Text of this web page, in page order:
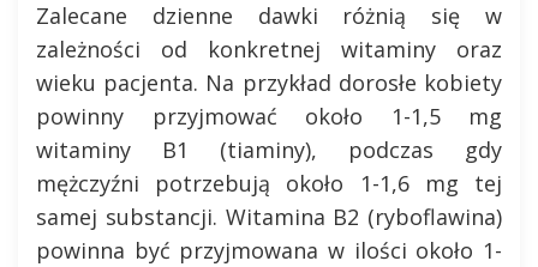
Zalecane dzienne dawki różnią się w
zależności od konkretnej witaminy oraz
wieku pacjenta. Na przykład dorosłe kobiety
powinny przyjmować około 1-1,5 mg
witaminy B1 (tiaminy), podczas gdy
mężczyźni potrzebują około 1-1,6 mg tej
samej substancji. Witamina B2 (ryboflawina)
powinna być przyjmowana w ilości około 1-